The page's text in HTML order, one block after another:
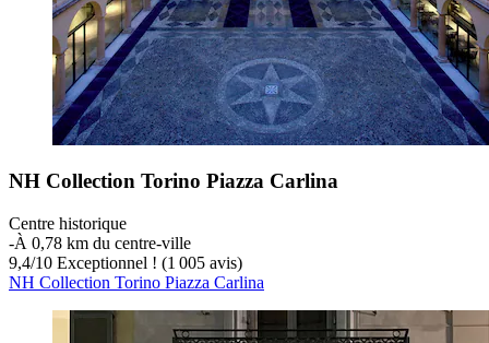
NH Collection Torino Piazza Carlina
Centre historique
‐À 0,78 km du centre-ville
9,4/10 Exceptionnel ! (1 005 avis)
NH Collection Torino Piazza Carlina